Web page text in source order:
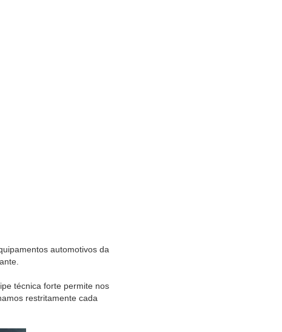
automotivos da
técnica forte permite nos
restritamente cada